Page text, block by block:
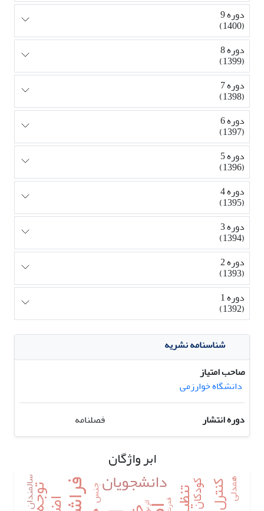
دوره 9
(1400)
دوره 8
(1399)
دوره 7
(1398)
دوره 6
(1397)
دوره 5
(1396)
دوره 4
(1395)
دوره 3
(1394)
دوره 2
(1393)
دوره 1
(1392)
شناسنامه نشریه
صاحب امتیاز
دانشگاه خوارزمی
دوره انتشار
فصلنامه
ابر واژگان
دانشجویان کودکان جنس همدلی سالمندان قدرت